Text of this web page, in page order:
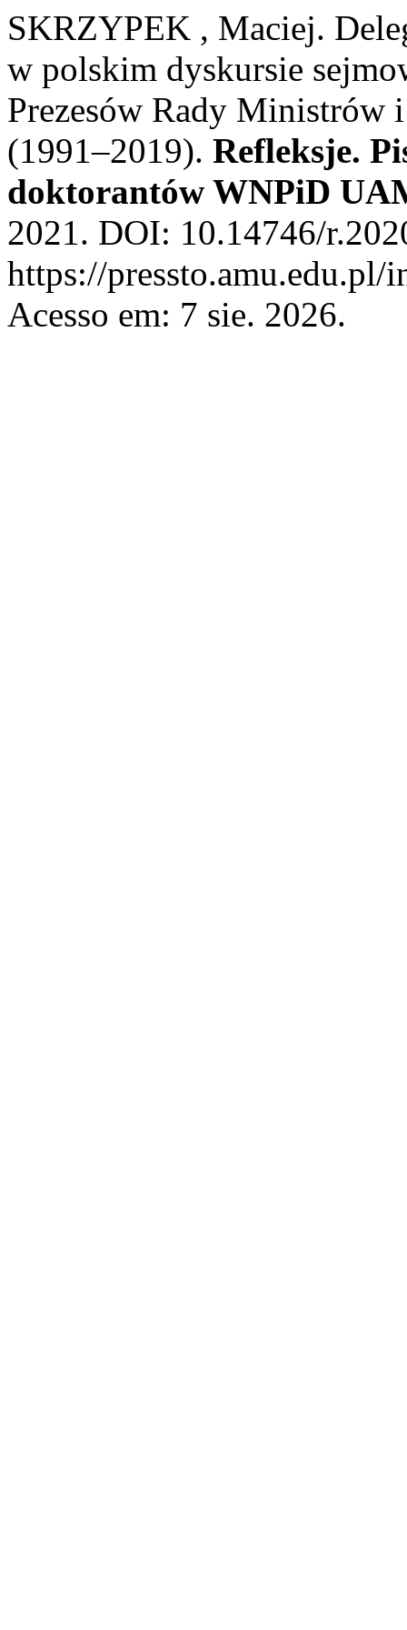
SKRZYPEK , Maciej.
w polskim dyskursie
Prezesów Rady Ministrów
(1991–2019). Refleksje.
doktorantów WNPiD
2021. DOI: 10.14746/
https://
Acesso em: 7 sie. 2026.